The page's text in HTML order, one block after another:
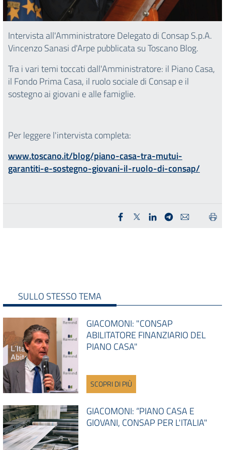
Intervista all'Amministratore Delegato di Consap S.p.A.
Vincenzo Sanasi d'Arpe pubblicata su Toscano Blog.
Tra i vari temi toccati dall'Amministratore: il Piano Casa,
il Fondo Prima Casa, il ruolo sociale di Consap e il
sostegno ai giovani e alle famiglie.
Per leggere l'intervista completa:
www.toscano.it/blog/piano-casa-tra-mutui-
garantiti-e-sostegno-giovani-il-ruolo-di-consap/
SULLO STESSO TEMA
GIACOMONI: "CONSAP
ABILITATORE FINANZIARIO DEL
PIANO CASA"
SCOPRI DI PIÙ
GIACOMONI: “PIANO CASA E
GIOVANI, CONSAP PER L'ITALIA"